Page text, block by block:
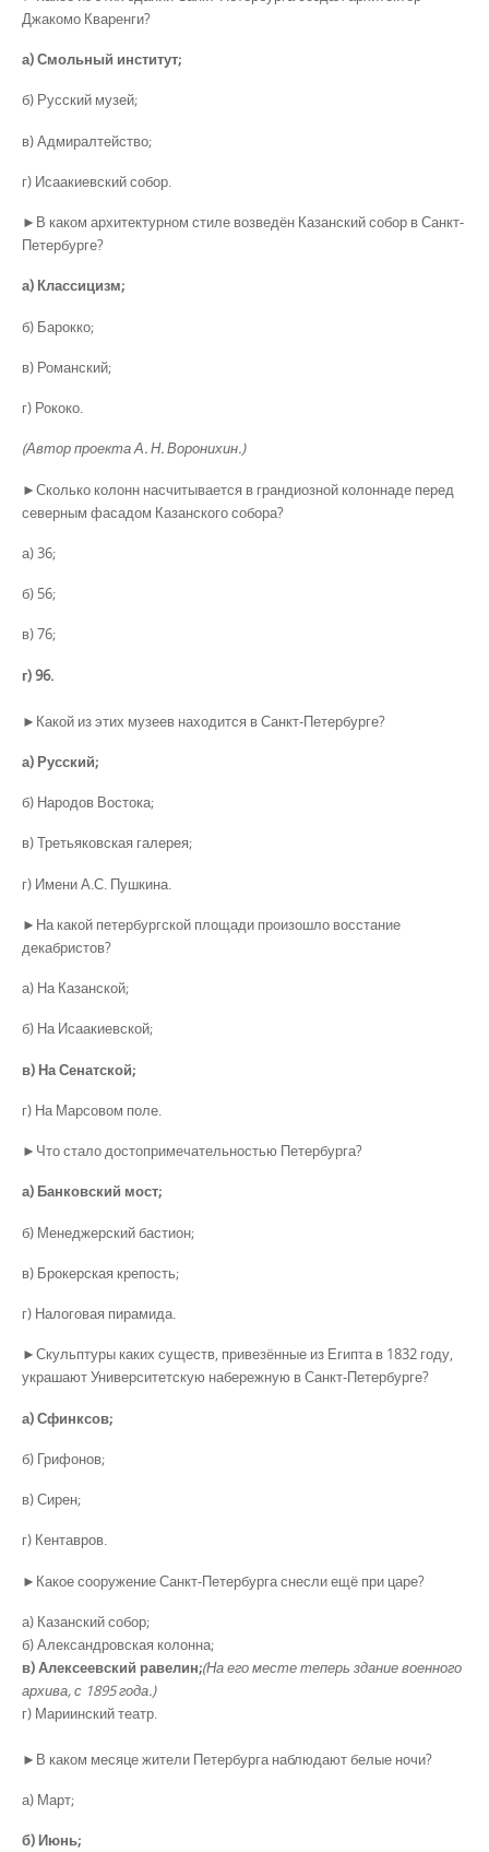
Джакомо Кваренги?
а) Смольный институт;
б) Русский музей;
в) Адмиралтейство;
г) Исаакиевский собор.
►В каком архитектурном стиле возведён Казанский собор в Санкт-
Петербурге?
а) Классицизм;
б) Барокко;
в) Романский;
г) Рококо.
(Автор проекта А. Н. Воронихин.)
►Сколько колонн насчитывается в грандиозной колоннаде перед
северным фасадом Казанского собора?
а) 36;
б) 56;
в) 76;
г) 96.
►Какой из этих музеев находится в Санкт-Петербурге?
а) Русский;
б) Народов Востока;
в) Третьяковская галерея;
г) Имени А.С. Пушкина.
►На какой петербургской площади произошло восстание
декабристов?
а) На Казанской;
б) На Исаакиевской;
в) На Сенатской;
г) На Марсовом поле.
►Что стало достопримечательностью Петербурга?
а) Банковский мост;
б) Менеджерский бастион;
в) Брокерская крепость;
г) Налоговая пирамида.
►Скульптуры каких существ, привезённые из Египта в 1832 году,
украшают Университетскую набережную в Санкт-Петербурге?
а) Сфинксов;
б) Грифонов;
в) Сирен;
г) Кентавров.
►Какое сооружение Санкт-Петербурга снесли ещё при царе?
а) Казанский собор;
б) Александровская колонна;
в) Алексеевский равелин;(На его месте теперь здание военного
архива, с 1895 года.)
г) Мариинский театр.
►В каком месяце жители Петербурга наблюдают белые ночи?
а) Март;
б) Июнь;